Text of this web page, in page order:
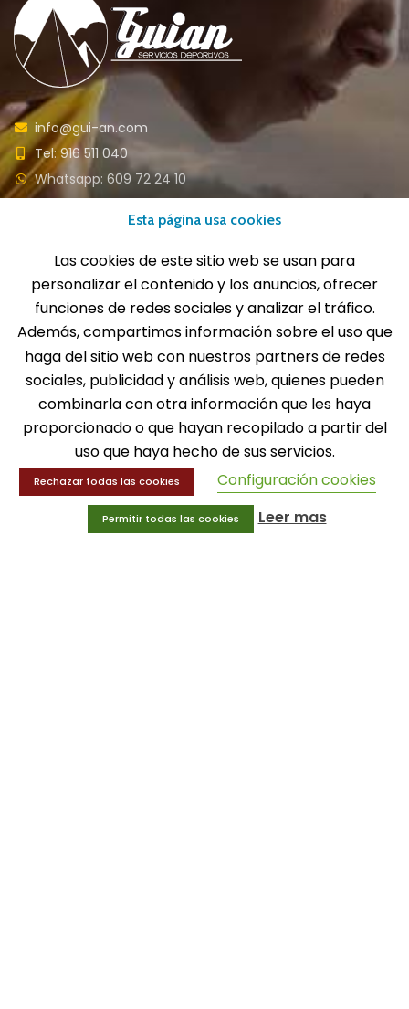
info@gui-an.com
Tel: 916 511 040
Whatsapp: 609 72 24 10
SOLICITA INFORMACIÓN
MENÚ
Balones
Deportes
Educación física
Entrenamiento y educación física
Esta página usa cookies
Las cookies de este sitio web se usan para
personalizar el contenido y los anuncios, ofrecer
funciones de redes sociales y analizar el tráfico.
Además, compartimos información sobre el uso que
haga del sitio web con nuestros partners de redes
sociales, publicidad y análisis web, quienes pueden
combinarla con otra información que les haya
proporcionado o que hayan recopilado a partir del
uso que haya hecho de sus servicios.
Rechazar todas las cookies Configuración cookies
Permitir todas las cookies Leer mas